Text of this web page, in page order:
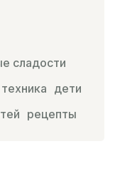
сладости
дети
рецепты